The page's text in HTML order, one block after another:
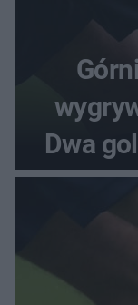
Dwa